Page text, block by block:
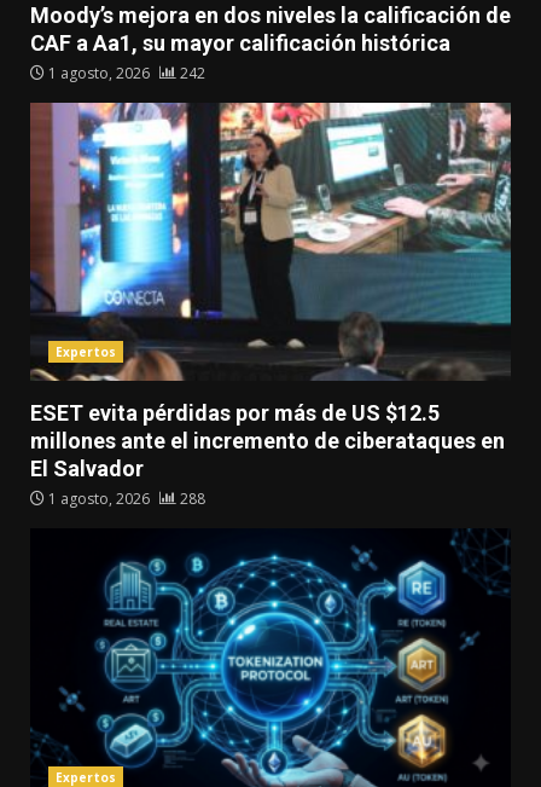
Moody’s mejora en dos niveles la calificación de
CAF a Aa1, su mayor calificación histórica
1 agosto, 2026 242
Expertos
ESET evita pérdidas por más de US $12.5
millones ante el incremento de ciberataques en
El Salvador
1 agosto, 2026 288
Expertos